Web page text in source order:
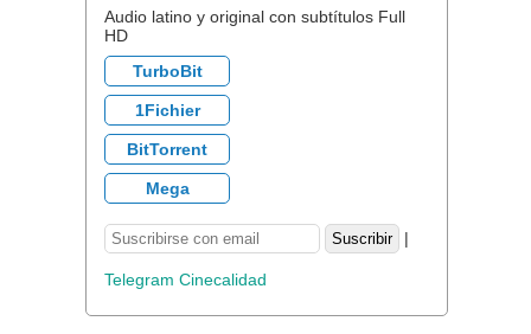
Audio latino y original con subtítulos Full
HD
TurboBit
1Fichier
BitTorrent
Mega
|
Telegram Cinecalidad